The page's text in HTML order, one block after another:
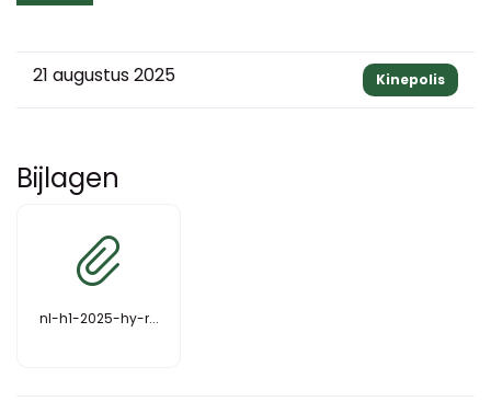
21 augustus 2025 Kinepolis
Bijlagen
nl-h1-2025-hy-r...